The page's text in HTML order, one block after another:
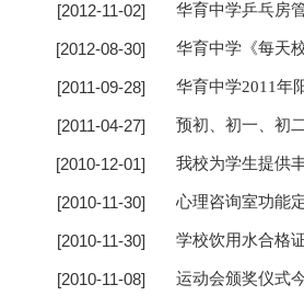
华育中学乒乓房
[2012-11-02]
华育中学《每天
[2012-08-30]
华育中学2011年
[2011-09-28]
预初、初一、初
[2011-04-27]
我校为学生提供
[2010-12-01]
心理咨询室功能
[2010-11-30]
学校饮用水合格
[2010-11-30]
运动会颁奖仪式
[2010-11-08]